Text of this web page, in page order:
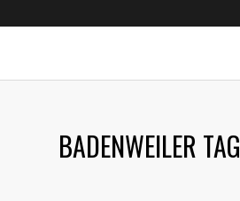
BADENWEILER TAG